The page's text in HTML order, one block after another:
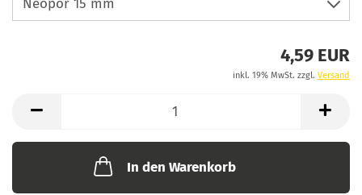
4,59 EUR
inkl. 19% MwSt. zzgl. Versand
In den Warenkorb